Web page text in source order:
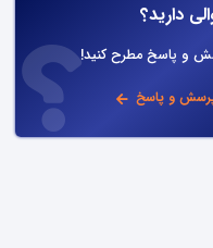
دارید؟
و پاسخ مطرح کنید!
و پاسخ